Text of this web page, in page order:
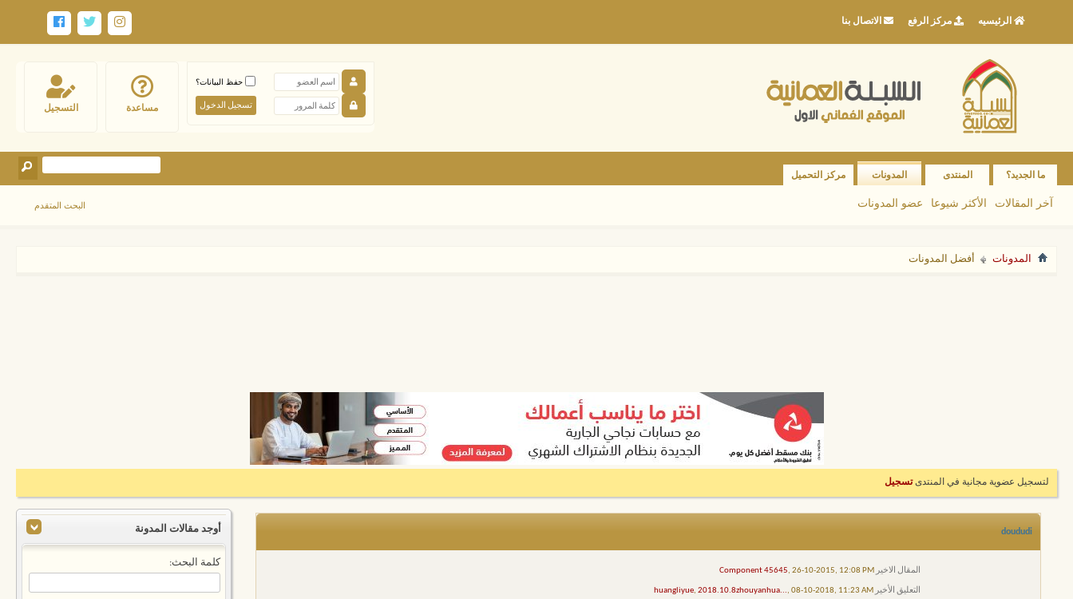
الرئيسيه مركز الرفع الاتصال بنا
التسجيل مساعدة
حفظ البيانات؟
ما الجديد؟ المنتدى المدونات
آخر المقالات الأكثر شيوعا عضو المدونات
مركز التحميل
البحث المتقدم
المدونات أفضل المدونات
لتسجيل عضوية مجانية في المنتدىتسجيل
doududi
المقال الاخير Component 45645, 26-10-2015, 12:08 PM
التعليق الأخير huangliyue, 2018.10.8zhouyanhua..., 08-10-2018, 11:23 AM
أوجد مقالات المدونة
كلمة البحث: